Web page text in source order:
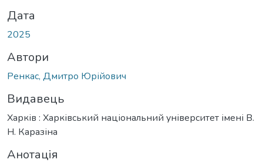
Дата
2025
Автори
Ренкас, Дмитро Юрійович
Видавець
Харків : Харківський національний університет імені В.
Н. Каразіна
Анотація